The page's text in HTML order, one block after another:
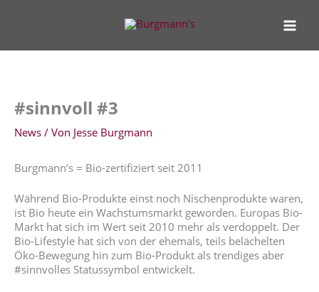
#sinnvoll #3
News / Von Jesse Burgmann
Burgmann’s = Bio-zertifiziert seit 2011
Während Bio-Produkte einst noch Nischenprodukte waren,
ist Bio heute ein Wachstumsmarkt geworden. Europas Bio-
Markt hat sich im Wert seit 2010 mehr als verdoppelt. Der
Bio-Lifestyle hat sich von der ehemals, teils belächelten
Öko-Bewegung hin zum Bio-Produkt als trendiges aber
#sinnvolles Statussymbol entwickelt.